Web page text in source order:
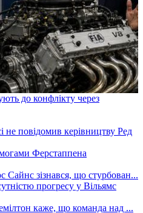
до конфлікту через
Ферстаппена
прогресу у Вільямс